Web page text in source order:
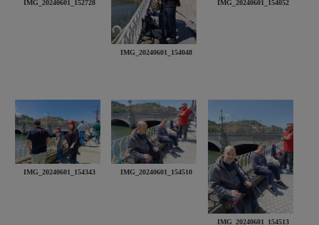
IMG_20240601_152728
IMG_20240601_154048
IMG_20240601_154052
IMG_20240601_154343 IMG_20240601_154510
IMG_20240601_154513